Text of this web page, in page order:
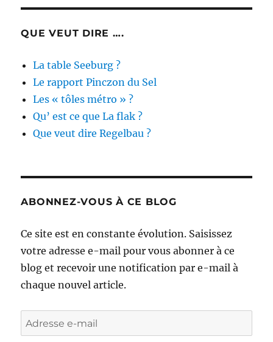
QUE VEUT DIRE ….
La table Seeburg ?
Le rapport Pinczon du Sel
Les « tôles métro » ?
Qu’ est ce que La flak ?
Que veut dire Regelbau ?
ABONNEZ-VOUS À CE BLOG
Ce site est en constante évolution. Saisissez
votre adresse e-mail pour vous abonner à ce
blog et recevoir une notification par e-mail à
chaque nouvel article.
Adresse
e-